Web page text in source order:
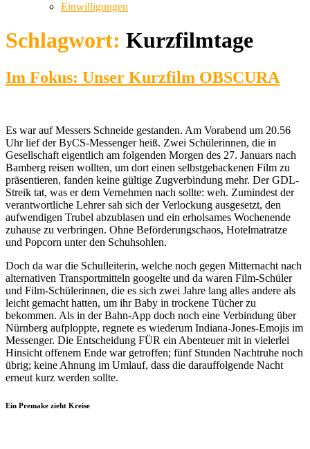
Einwilligungen
Schlagwort: Kurzfilmtage
Im Fokus: Unser Kurzfilm OBSCURA
Es war auf Messers Schneide gestanden. Am Vorabend um 20.56
Uhr lief der ByCS-Messenger heiß. Zwei Schülerinnen, die in
Gesellschaft eigentlich am folgenden Morgen des 27. Januars nach
Bamberg reisen wollten, um dort einen selbstgebackenen Film zu
präsentieren, fanden keine gültige Zugverbindung mehr. Der GDL-
Streik tat, was er dem Vernehmen nach sollte: weh. Zumindest der
verantwortliche Lehrer sah sich der Verlockung ausgesetzt, den
aufwendigen Trubel abzublasen und ein erholsames Wochenende
zuhause zu verbringen. Ohne Beförderungschaos, Hotelmatratze
und Popcorn unter den Schuhsohlen.
Doch da war die Schulleiterin, welche noch gegen Mitternacht nach
alternativen Transportmitteln googelte und da waren Film-Schüler
und Film-Schülerinnen, die es sich zwei Jahre lang alles andere als
leicht gemacht hatten, um ihr Baby in trockene Tücher zu
bekommen. Als in der Bahn-App doch noch eine Verbindung über
Nürnberg aufploppte, regnete es wiederum Indiana-Jones-Emojis im
Messenger. Die Entscheidung FÜR ein Abenteuer mit in vielerlei
Hinsicht offenem Ende war getroffen; fünf Stunden Nachtruhe noch
übrig; keine Ahnung im Umlauf, dass die darauffolgende Nacht
erneut kurz werden sollte.
Ein Premake zieht Kreise